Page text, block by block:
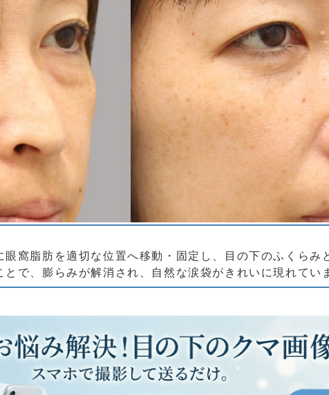
窩脂肪を適切な位置へ移動・固定し、目の下のふくらみ
で、膨らみが解消され、自然な涙袋がきれいに現れてい